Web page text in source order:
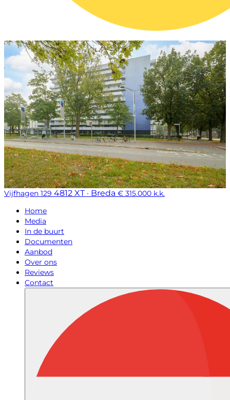
Vijfhagen 129 4812 XT · Breda € 315.000 k.k.
Home
Media
In de buurt
Documenten
Aanbod
Over ons
Reviews
Contact